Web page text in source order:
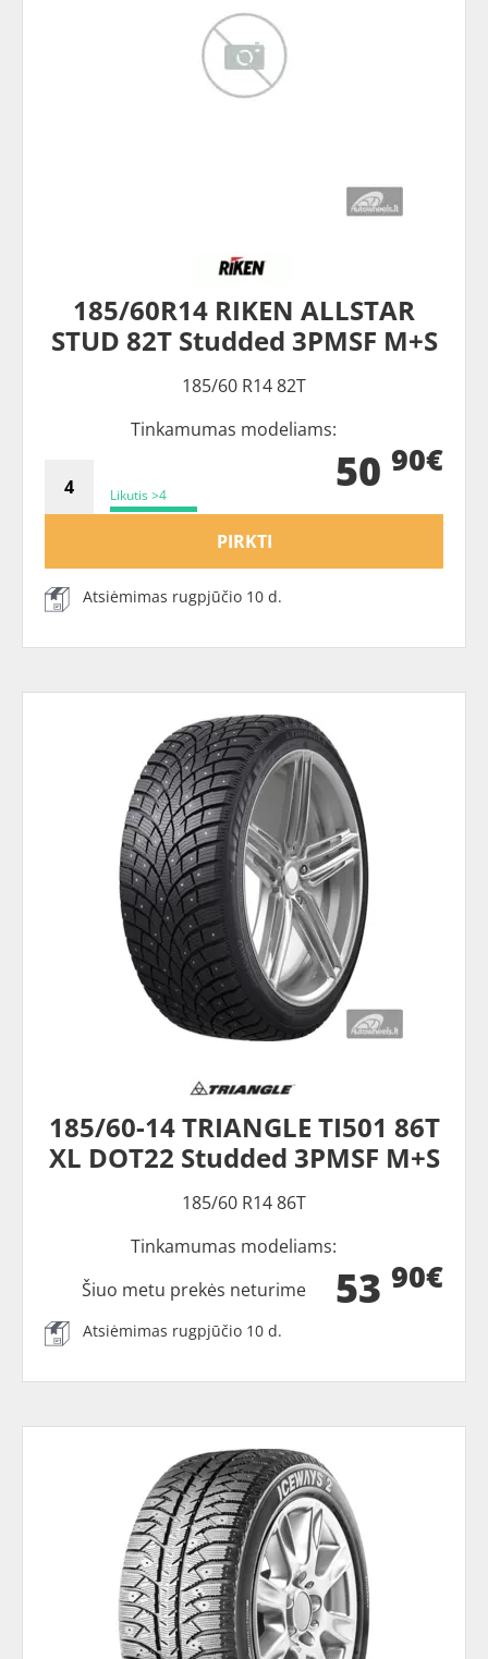
185/60R14 RIKEN ALLSTAR
STUD 82T Studded 3PMSF M+S
185/60 R14 82T
Tinkamumas modeliams:
Likutis >4 50 90€
PIRKTI
Atsiėmimas rugpjūčio 10 d.
185/60-14 TRIANGLE TI501 86T
XL DOT22 Studded 3PMSF M+S
185/60 R14 86T
Tinkamumas modeliams:
53 90€
Šiuo metu prekės neturime
Atsiėmimas rugpjūčio 10 d.